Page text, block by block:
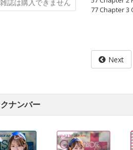
誌は購入できません
77 Chapter 3
Next
ナンバー